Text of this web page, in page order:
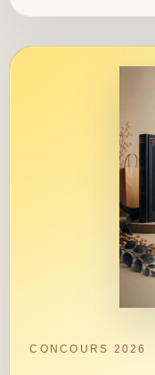
CONCOURS 2026